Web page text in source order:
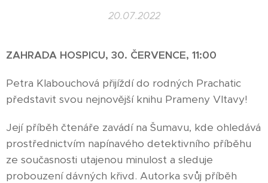
20.07.2022
ZAHRADA HOSPICU, 30. ČERVENCE, 11:00
Petra Klabouchová přijíždí do rodných Prachatic
představit svou nejnovější knihu Prameny Vltavy!
Její příběh čtenáře zavádí na Šumavu, kde ohledává
prostřednictvím napínavého detektivního příběhu
ze současnosti utajenou minulost a sleduje
probouzení dávných křivd. Autorka svůj příběh